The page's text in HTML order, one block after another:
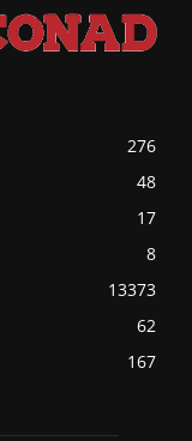
276
48
17
8
13373
62
167